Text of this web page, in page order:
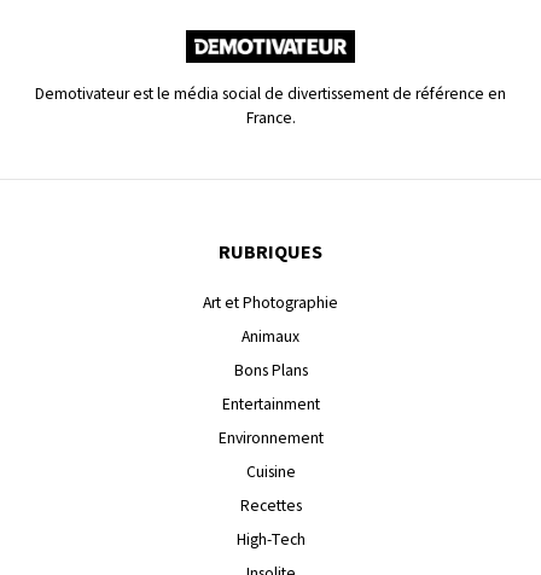
Demotivateur est le média social de divertissement de référence en
France.
RUBRIQUES
Art et Photographie
Animaux
Bons Plans
Entertainment
Environnement
Cuisine
Recettes
High-Tech